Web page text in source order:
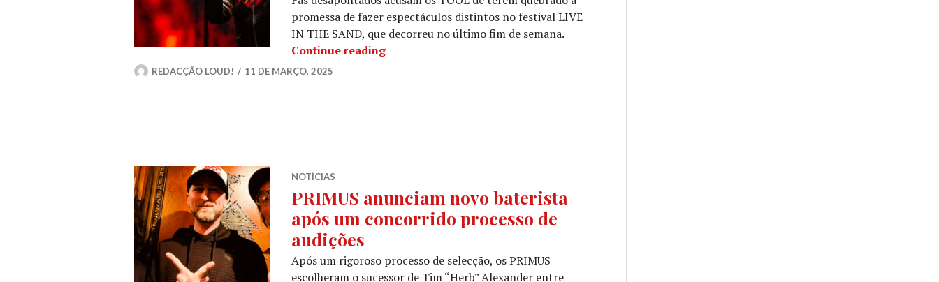
promessa de fazer espectáculos distintos no festival LIVE
IN THE SAND, que decorreu no último fim de semana.
Continue readingTOOL vaiados no seu próprio festival [vídeo]
REDACÇÃO LOUD! 11 DE MARÇO, 2025
NOTÍCIAS
PRIMUS anunciam novo baterista
após um concorrido processo de
audições
Após um rigoroso processo de selecção, os PRIMUS
escolheram o sucessor de Tim “Herb” Alexander entre